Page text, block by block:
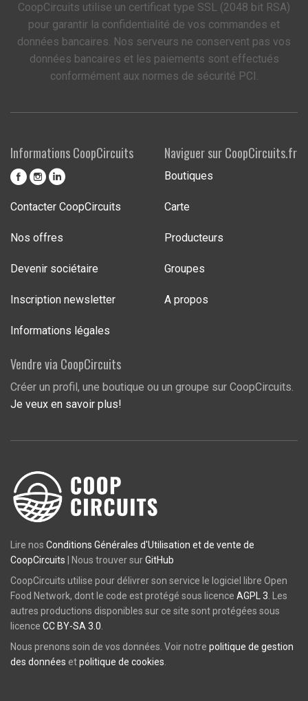
CoopCircuits utilise un certificat type SSL (2048 bit RSA)
pour garantir la confidentialité de vos commandes et
données bancaires. Nos serveurs ne conservent pas vos
données bancaires et les paiements sont effectués
conformément aux normes de sécurité PCI.
Informations CoopCircuits
Contacter CoopCircuits
Nos offres
Devenir sociétaire
Inscription newsletter
Informations légales
Naviguer sur CoopCircuits.fr
Boutiques
Carte
Producteurs
Groupes
A propos
Vendre via CoopCircuits
Créer un profil, une boutique ou un groupe sur CoopCircuits.
Je veux en savoir plus!
Lire nos Conditions Générales d'Utilisation et de vente de
CoopCircuits | Nous trouver surGitHub
CoopCircuits utilise pour délivrer son service le logiciel libre Open
Food Network, dont le code est protégé sous licence AGPL 3 . Les
autres productions disponibles sur ce site sont protégées sous
licence CC BY-SA 3.0
Nous prenons soin de vos données. Voir notre politique de gestion
des données etpolitique de cookies